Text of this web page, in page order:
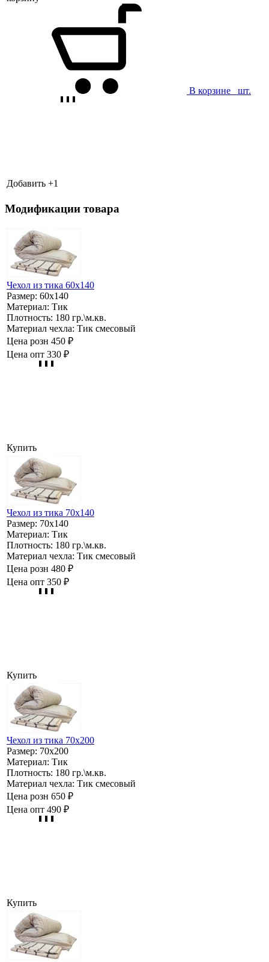
В корзине шт.
Добавить +1
Модификации товара
Чехол из тика 60х140
Размер: 60х140
Материал: Тик
Плотность: 180 гр.\м.кв.
Материал чехла: Тик смесовый
Цена розн 450 ₽
Цена опт 330 ₽
Купить
Чехол из тика 70х140
Размер: 70х140
Материал: Тик
Плотность: 180 гр.\м.кв.
Материал чехла: Тик смесовый
Цена розн 480 ₽
Цена опт 350 ₽
Купить
Чехол из тика 70х200
Размер: 70х200
Материал: Тик
Плотность: 180 гр.\м.кв.
Материал чехла: Тик смесовый
Цена розн 650 ₽
Цена опт 490 ₽
Купить